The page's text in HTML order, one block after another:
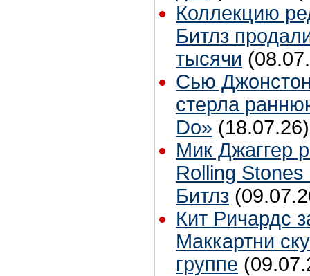
Коллекцию
Битлз
тысячи
Сью
стерла
Do» (18.07.26)
Мик Джаггер
Rolling Stones
Битлз
Кит Ричардс
Маккартни
группе